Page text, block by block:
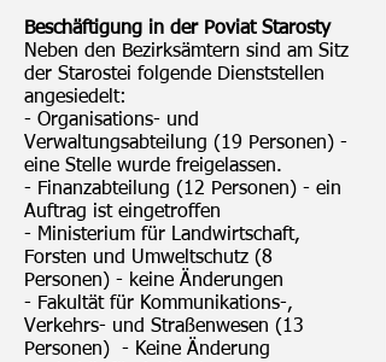
Beschäftigung in der Poviat Starosty
Neben den Bezirksämtern sind am Sitz
der Starostei folgende Dienststellen
angesiedelt:
- Organisations- und
Verwaltungsabteilung (19 Personen) -
eine Stelle wurde freigelassen.
- Finanzabteilung (12 Personen) - ein
Auftrag ist eingetroffen
- Ministerium für Landwirtschaft,
Forsten und Umweltschutz (8
Personen) - keine Änderungen
- Fakultät für Kommunikations-,
Verkehrs- und Straßenwesen (13
Personen) - Keine Änderung